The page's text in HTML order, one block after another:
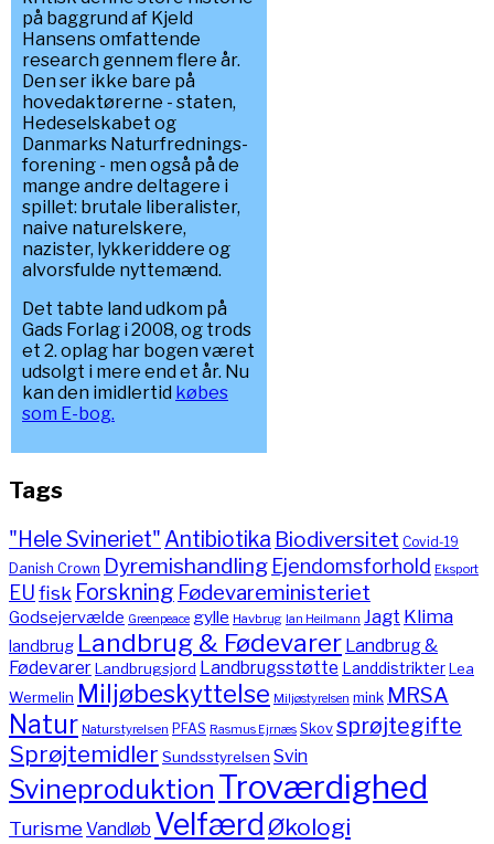
på baggrund af Kjeld
Hansens omfattende
research gennem flere år.
Den ser ikke bare på
hovedaktørerne - staten,
Hedeselskabet og
Danmarks Naturfrednings-
forening - men også på de
mange andre deltagere i
spillet: brutale liberalister,
naive naturelskere,
nazister, lykkeriddere og
alvorsfulde nyttemænd.
Det tabte land udkom på
Gads Forlag i 2008, og trods
et 2. oplag har bogen været
udsolgt i mere end et år. Nu
kan den imidlertid købes
som E-bog.
Tags
"Hele Svineriet" Antibiotika Biodiversitet Covid-19
Danish Crown Dyremishandling Ejendomsforhold Eksport
EUfisk Forskning Fødevareministeriet
Godsejervælde Greenpeace gylle Havbrug Ian Heilmann Jagt Klima
landbrug Landbrug & Fødevarer Landbrug &
FødevarerLandbrugsjord Landbrugsstøtte LanddistrikterLea
Wermelin Miljøbeskyttelse Miljøstyrelsen mink MRSA
Natur Naturstyrelsen PFAS Rasmus Ejrnæs Skov sprøjtegifte
Sprøjtemidler Sundsstyrelsen Svin
Svineproduktion Troværdighed
TurismeVandløb Velfærd Økologi